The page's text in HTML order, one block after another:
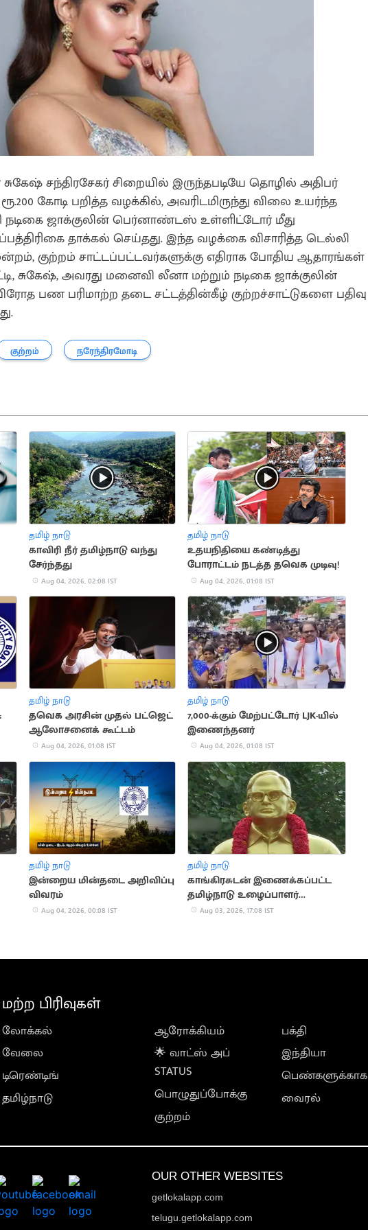
சந்திரசேகர் சிறையில் இருந்தபடியே தொழில் அதிபர்
ரூ.200 கோடி பறித்த வழக்கில், அவரிடமிருந்து விலை உயர்ந்த
நடிகை ஜாக்குலின் பெர்னாண்டஸ் உள்ளிட்டோர் மீது
தாக்கல் செய்தது. இந்த வழக்கை விசாரித்த டெல்லி
குற்றம் சாட்டப்பட்டவர்களுக்கு எதிராக போதிய ஆதாரங்கள்
சுகேஷ், அவரது மனைவி லீனா மற்றும் நடிகை ஜாக்குலின்
பண பரிமாற்ற தடை சட்டத்தின்கீழ் குற்றச்சாட்டுகளை பதிவு
குற்றம் நரேந்திரமோடி
தமிழ் நாடு
காவிரி நீர் தமிழ்நாடு வந்து
சேர்ந்தது
Aug 04, 2026, 02:08 IST
தமிழ் நாடு
உதயநிதியை கண்டித்து
போராட்டம் நடத்த தவெக முடிவு!
Aug 04, 2026, 01:08 IST
தமிழ் நாடு
தவெக அரசின் முதல் பட்ஜெட்
ஆலோசனைக் கூட்டம்
Aug 04, 2026, 01:08 IST
தமிழ் நாடு
7,000-க்கும் மேற்பட்டோர் LJK-யில்
இணைந்தனர்
Aug 04, 2026, 01:08 IST
தமிழ் நாடு
இன்றைய மின்தடை அறிவிப்பு
விவரம்
Aug 04, 2026, 00:08 IST
தமிழ் நாடு
காங்கிரசுடன் இணைக்கப்பட்ட
தமிழ்நாடு உழைப்பாளர்
கட்சியின் வரலாறு
Aug 03, 2026, 17:08 IST
மற்ற பிரிவுகள்
லோக்கல்
வேலை
டிரெண்டிங்
தமிழ்நாடு
ஆரோக்கியம்
🌟 வாட்ஸ் அப்
STATUS
பொழுதுப்போக்கு
குற்றம்
பக்தி
இந்தியா
பெண்களுக்காக
வைரல்
OUR OTHER WEBSITES
getlokalapp.com
telugu.getlokalapp.com